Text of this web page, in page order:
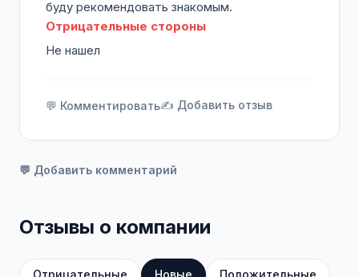
буду рекомендовать знакомым.
Отрицательные стороны
Не нашел
💬 Комментировать✍️ Добавить отзыв
💬 Добавить комментарий
Отзывы о компании
Отрицательные Новые Положительные